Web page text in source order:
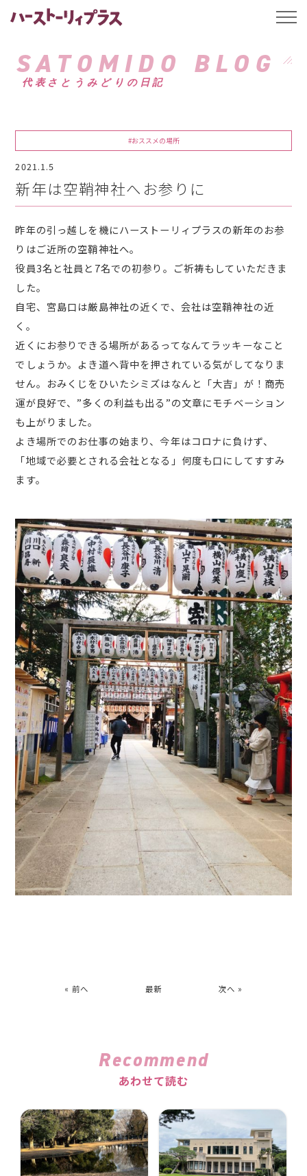
ハーストーリィプ
SATOMIDO BLOG
代表さとうみどりの日記
#おススメの場所
2021.1.5
新年は空鞘神社へお参りに
昨年の引っ越しを機にハーストーリィプラスの新年のお参
りはご近所の空鞘神社へ。
役員3名と社員と7名での初参り。ご祈祷もしていただきま
した。
自宅、宮島口は厳島神社の近くで、会社は空鞘神社の近
く。
近くにお参りできる場所があるってなんてラッキーなこと
でしょうか。よき道へ背中を押されている気がしてなりま
せん。おみくじをひいたシミズはなんと「大吉」が！商売
運が良好で、”多くの利益も出る”の文章にモチベーション
も上がりました。
よき場所でのお仕事の始まり、今年はコロナに負けず、
「地域で必要とされる会社となる」何度も口にしてすすみ
ます。
« 前へ 最新 次へ »
Recommend
あわせて読む
t
l
a